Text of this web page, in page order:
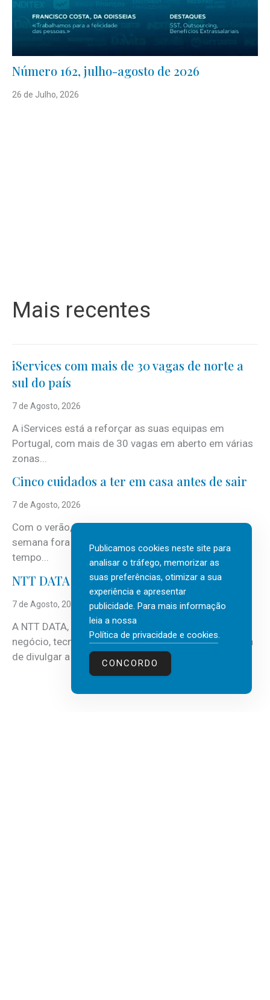
Número 162, julho-agosto de 2026
26 de Julho, 2026
Mais recentes
iServices com mais de 30 vagas de norte a
sul do país
7 de Agosto, 2026
A iServices está a reforçar as suas equipas em
Portugal, com mais de 30 vagas em aberto em várias
zonas...
Cinco cuidados a ter em casa antes de sair
7 de Agosto, 2026
Com o verão, chegam também as férias, os fins-de-
semana fora e os dias em que a casa fica mais
tempo...
NTT DATA Insurtech Global Outlook 2026
7 de Agosto, 2026
A NTT DATA, consultora global em serviços de
negócio, tecnologia e inteligência artificial (IA), acaba
de divulgar a mais recente...
Publicamos cookies neste site para
analisar o tráfego, memorizar as
suas preferências, otimizar a sua
experiência e apresentar
publicidade. Para mais informação
leia a nossa
Política de privacidade e cookies.
CONCORDO